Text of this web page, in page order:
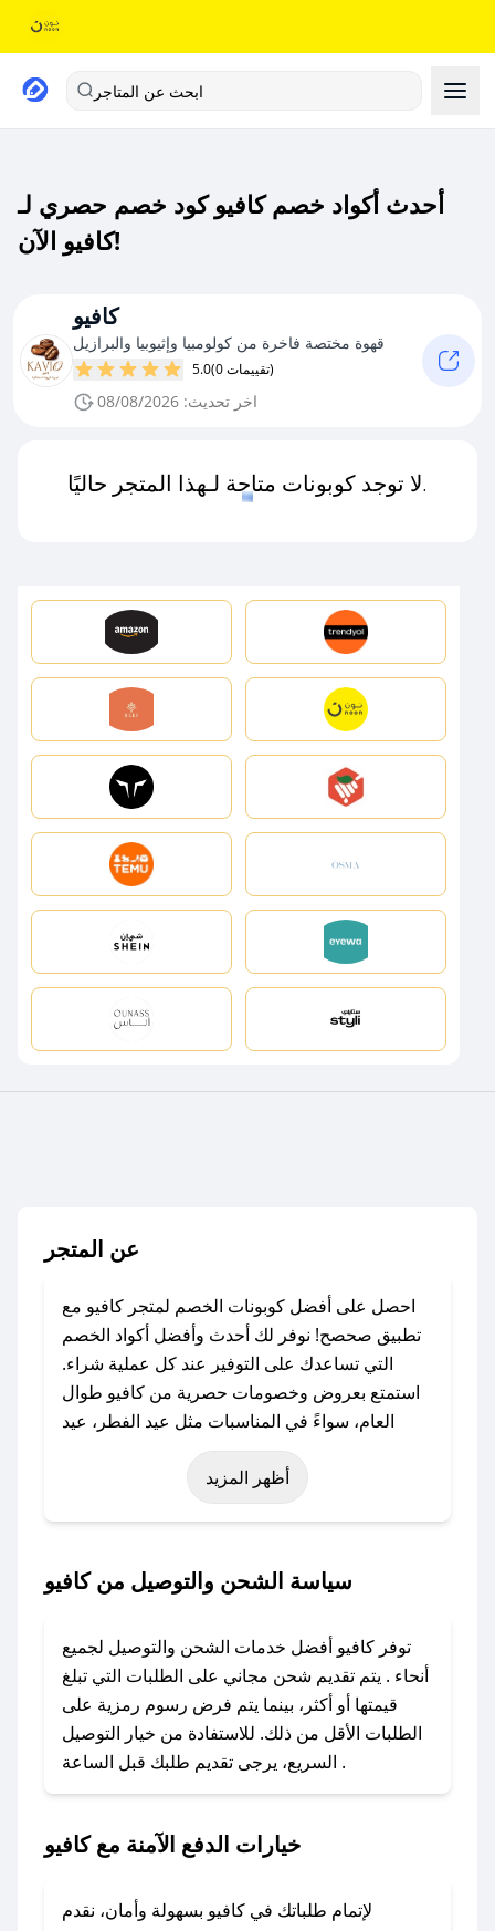
ابحث عن المتاجر
أحدث أكواد خصم كافيو كود خصم حصري لـ
كافيو الآن!
كافيو
قهوة مختصة فاخرة من كولومبيا وإثيوبيا والبرازيل
5.0 (0 تقييمات)
اخر تحديث: 08/08/2026
لا توجد كوبونات متاحة لـهذا المتجر حاليًا.
عن المتجر
احصل على أفضل كوبونات الخصم لمتجر كافيو مع
تطبيق صحصح! نوفر لك أحدث وأفضل أكواد الخصم
التي تساعدك على التوفير عند كل عملية شراء.
استمتع بعروض وخصومات حصرية من كافيو طوال
العام، سواءً في المناسبات مثل عيد الفطر، عيد
الأضحى، الجمعة البيضاء (شهر نوفمبر)، رمضان،
اليوم الوطني، يوم التأسيس، أو حتى عروض خاصة
باستخدام تطبيق صحصح، يمكنك العثور بسهولة على
تواصل معنا عبر تويتر أو البريد الإلكتروني لإضافته
بسرعة.
### كيفية استخدام كود خصم كافيو؟
1. انسخ كود الخصم من تطبيق صحصح.
2. الصقه في خانة الدفع عند التسوق من كافيو.
### ماذا أفعل إذا لم يعمل كود الخصم؟
الرسائل الخاصة على تويتر أو البريد الإلكتروني،
أظهر المزيد
سياسة الشحن والتوصيل من كافيو
توفر كافيو أفضل خدمات الشحن والتوصيل لجميع
أنحاء . يتم تقديم شحن مجاني على الطلبات التي تبلغ
قيمتها أو أكثر، بينما يتم فرض رسوم رمزية على
الطلبات الأقل من ذلك. للاستفادة من خيار التوصيل
السريع، يرجى تقديم طلبك قبل الساعة .
خيارات الدفع الآمنة مع كافيو
لإتمام طلباتك في كافيو بسهولة وأمان، نقدم